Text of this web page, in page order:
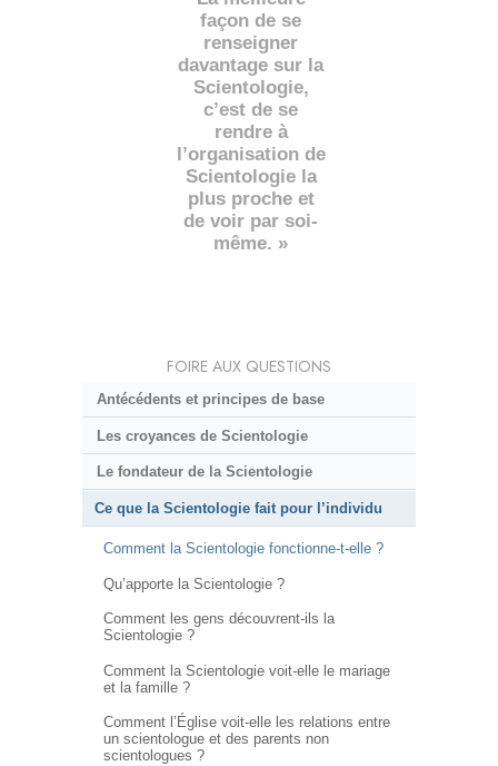
façon de se
renseigner
davantage sur la
Scientologie,
c’est de se
rendre à
l’organisation de
Scientologie la
plus proche et
de voir par soi-
même. »
FOIRE AUX QUESTIONS
Antécédents et principes de base
Les croyances de Scientologie
Le fondateur de la Scientologie
Ce que la Scientologie fait pour l’individu
Comment la Scientologie fonctionne-t-elle ?
Qu’apporte la Scientologie ?
Comment les gens découvrent-ils la
Scientologie ?
Comment la Scientologie voit-elle le mariage
et la famille ?
Comment l’Église voit-elle les relations entre
un scientologue et des parents non
scientologues ?